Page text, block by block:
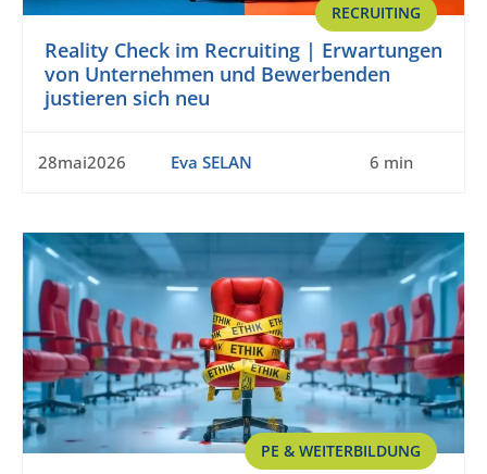
RECRUITING
Reality Check im Recruiting | Erwartungen
von Unternehmen und Bewerbenden
justieren sich neu
28mai2026 Eva SELAN 6 min
PE & WEITERBILDUNG